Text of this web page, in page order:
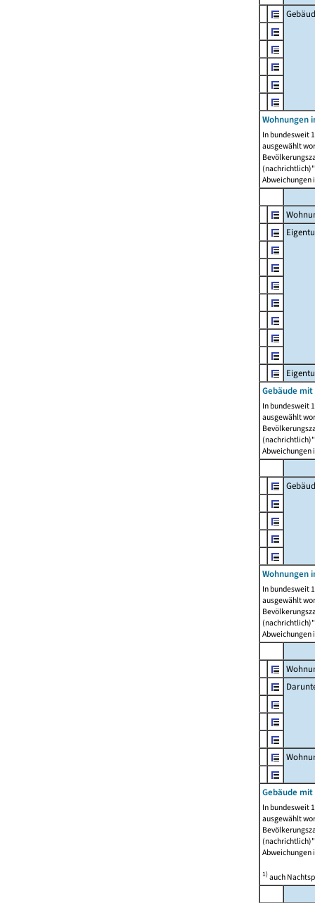
Wohnungen
In bundesweit
ausgewählt
Abweichungen
Gebäude
In bundesweit
ausgewählt
Abweichungen
Wohnungen
In bundesweit
ausgewählt
Abweichungen
Gebäude
In bundesweit
ausgewählt
Abweichungen
1)auch